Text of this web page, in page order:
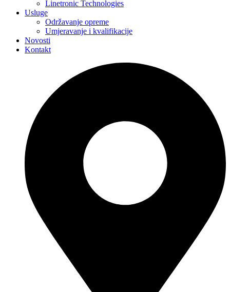
Linetronic Technologies
Usluge
Održavanje opreme
Umjeravanje i kvalifikacije
Novosti
Kontakt